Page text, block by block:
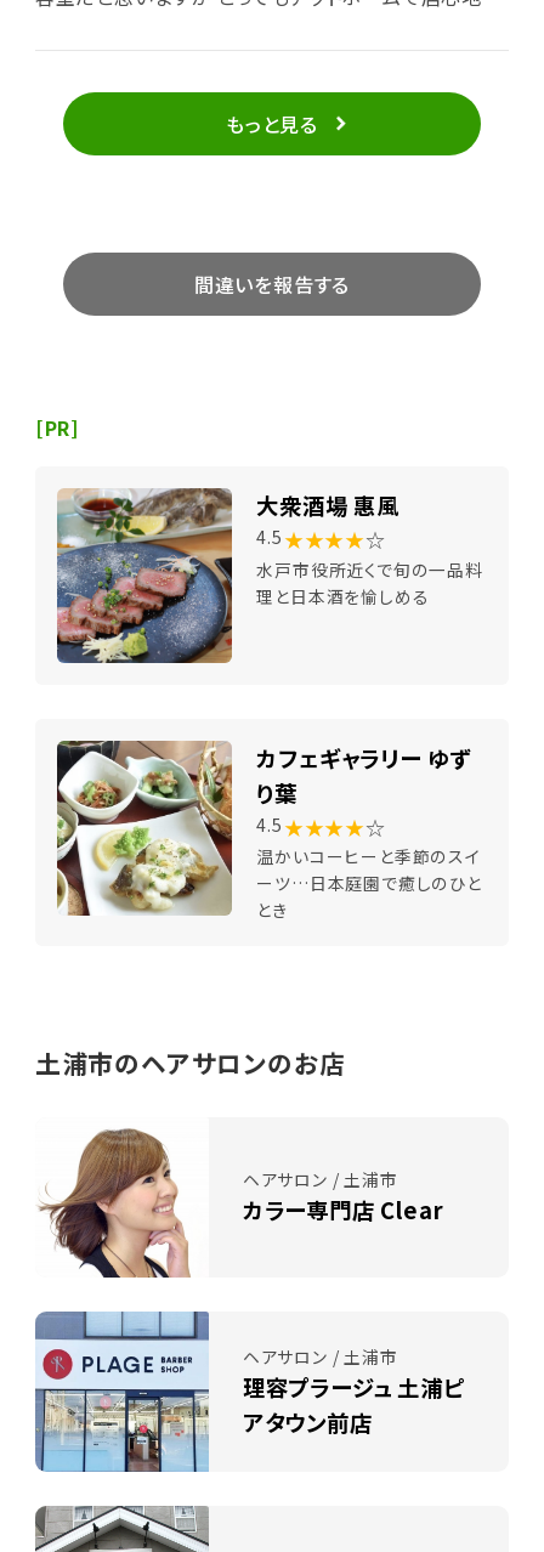
ている自分からすると ありがたいです。^^
もっと見る
間違いを報告する
[PR]
大衆酒場 惠風
4.5 ★★★★☆
水戸市役所近くで旬の一品料
理と日本酒を愉しめる
カフェギャラリー ゆず
り葉
4.5 ★★★★☆
温かいコーヒーと季節のスイ
ーツ…日本庭園で癒しのひと
とき
土浦市のヘアサロンのお店
ヘアサロン / 土浦市
カラー専門店 Clear
ヘアサロン / 土浦市
理容プラージュ 土浦ピ
アタウン前店